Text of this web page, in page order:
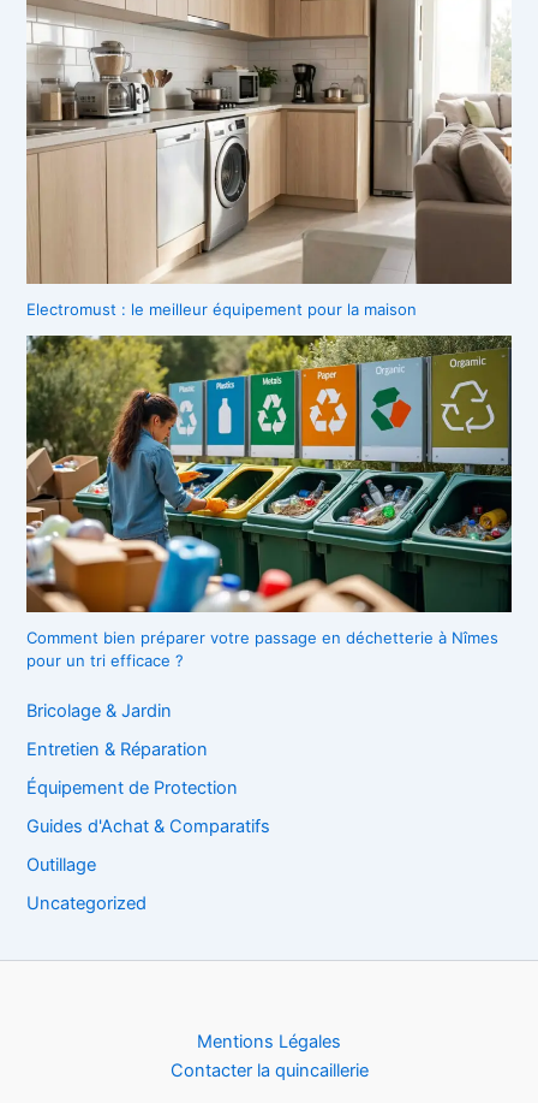
Electromust : le meilleur équipement pour la maison
Comment bien préparer votre passage en déchetterie à Nîmes
pour un tri efficace ?
Bricolage & Jardin
Entretien & Réparation
Équipement de Protection
Guides d'Achat & Comparatifs
Outillage
Uncategorized
Mentions Légales
Contacter la quincaillerie